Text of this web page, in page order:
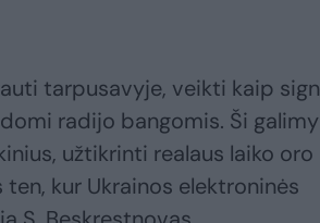
tarpusavyje, veikti kaip
radijo bangomis. Ši
užtikrinti realaus laiko oro
kur Ukrainos elektroninės